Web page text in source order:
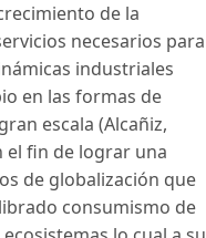
de la
necesarios para
industriales
en las formas de
escala (Alcañiz,
el fin de lograr una
de globalización que
consumismo de